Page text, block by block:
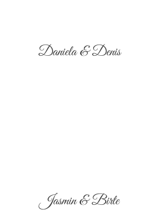
Daniela & Denis
Jasmin & Birte